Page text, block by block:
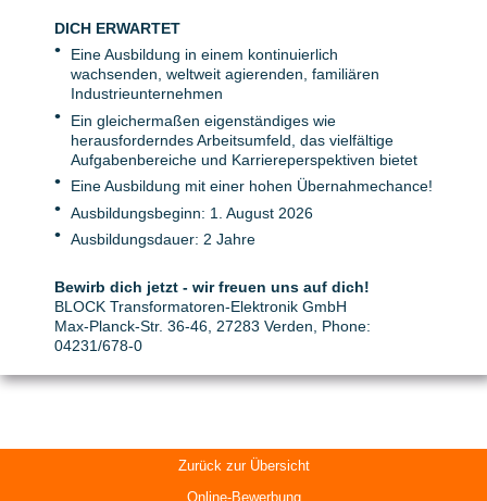
DICH ERWARTET
Eine Ausbildung in einem kontinuierlich
wachsenden, weltweit agierenden, familiären
Industrieunternehmen
Ein gleichermaßen eigenständiges wie
herausforderndes Arbeitsumfeld, das vielfältige
Aufgabenbereiche und Karriereperspektiven bietet
Eine Ausbildung mit einer hohen Übernahmechance!
Ausbildungsbeginn: 1. August 2026
Ausbildungsdauer: 2 Jahre
Bewirb dich jetzt - wir freuen uns auf dich!
BLOCK Transformatoren-Elektronik GmbH
Max-Planck-Str. 36-46, 27283 Verden, Phone:
04231/678-0
Zurück zur Übersicht
Online-Bewerbung